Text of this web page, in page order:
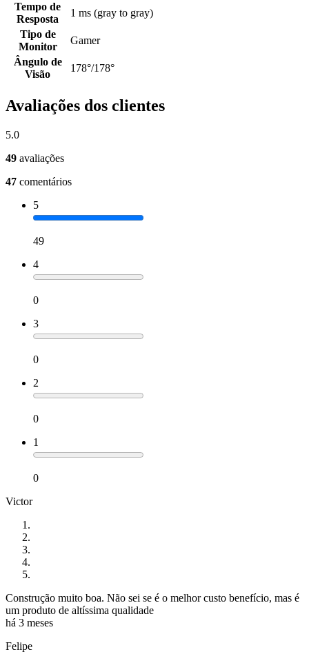
Tempo de
Resposta
1 ms (gray to gray)
Tipo de
Monitor
Gamer
Ângulo de
Visão
178°/178°
Avaliações dos clientes
5.0
49 avaliações
47 comentários
5
49
4
0
3
0
2
0
1
0
Victor
Construção muito boa. Não sei se é o melhor custo benefício, mas é
um produto de altíssima qualidade
há 3 meses
Felipe